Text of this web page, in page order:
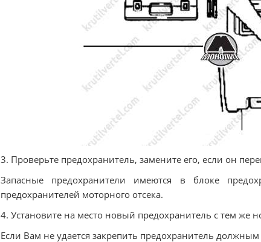
3. Проверьте предохранитель, замените его, если он
Запасные предохранители имеются в блоке
предохранителей моторного отсека.
4. Установите на место новый предохранитель с тем же
Если Вам не удается закрепить предохранитель